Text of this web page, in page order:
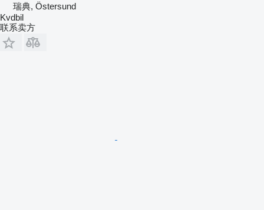
瑞典, Östersund
Kvdbil
联系卖方